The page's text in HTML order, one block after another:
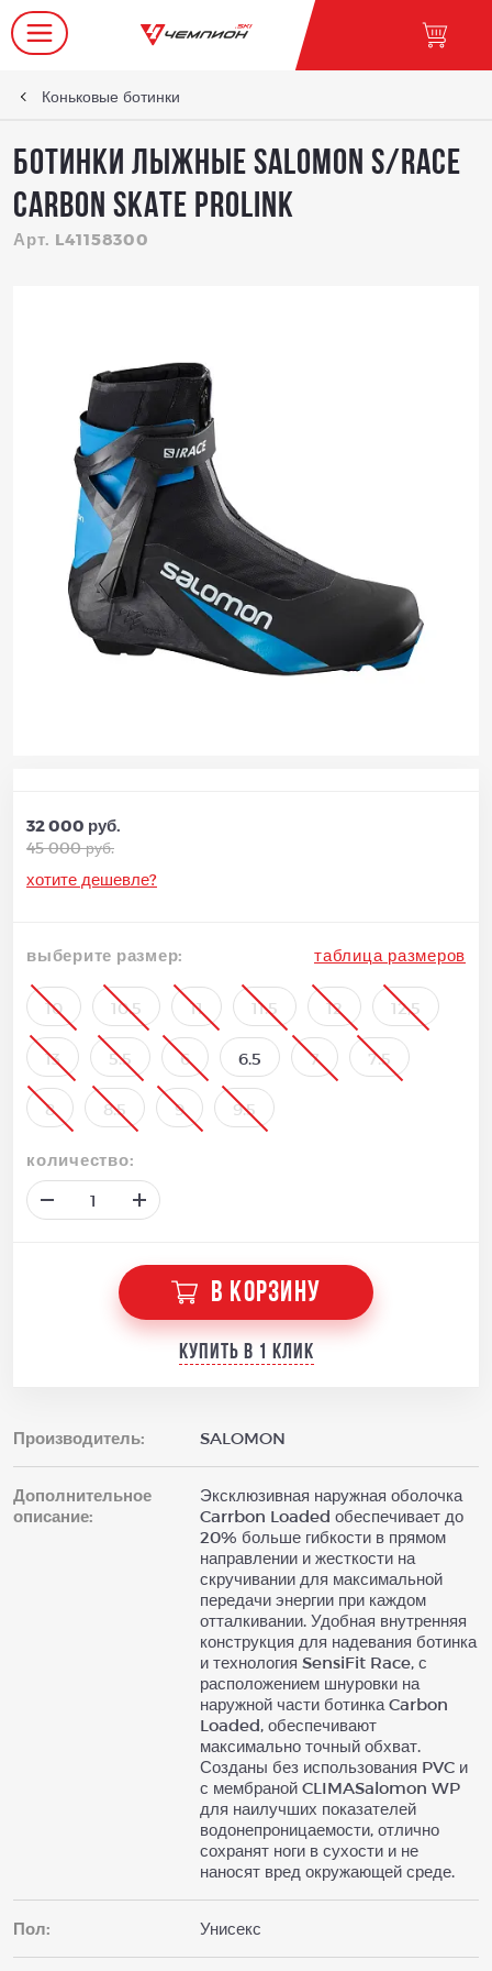
Коньковые ботинки
Ботинки лыжные SALOMON S/RACE
CARBON SKATE PROLINK
Арт. L41158300
32 000 руб.
45 000 руб.
хотите дешевле?
выберите размер: таблица размеров
10 10.5 11 11.5 12 12,5
13 5.5 6 6.5 7 7.5
8 8.5 9 9.5
количество:
В КОРЗИНУ
Купить в 1 клик
Производитель: SALOMON
Дополнительное
описание:
Эксклюзивная наружная оболочка
Carrbon Loaded обеспечивает до
20% больше гибкости в прямом
направлении и жесткости на
скручивании для максимальной
передачи энергии при каждом
отталкивании. Удобная внутренняя
конструкция для надевания ботинка
и технология SensiFit Race, с
расположением шнуровки на
наружной части ботинка Carbon
Loaded, обеспечивают
максимально точный обхват.
Созданы без использования PVC и
с мембраной CLIMASalomon WP
для наилучших показателей
водонепроницаемости, отлично
сохранят ноги в сухости и не
наносят вред окружающей среде.
Пол: Унисекс